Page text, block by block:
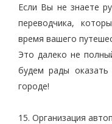
Если Вы не знаете
переводчика,
время вашего
Это далеко не
будем рады
городе!
15. Организация